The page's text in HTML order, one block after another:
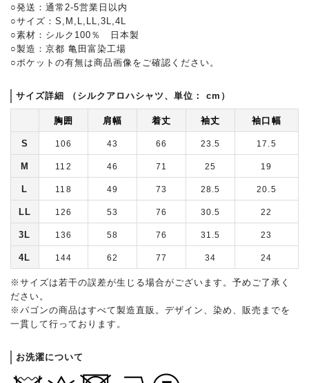
○発送：通常2-5営業日以内
○サイズ：S,M,L,LL,3L,4L
○素材：シルク100％ 日本製
○製造：京都 亀田富染工場
○ポケットの有無は商品画像をご確認ください。
サイズ詳細 （シルクアロハシャツ、単位： cm）
胸囲 肩幅 着丈 袖丈 袖口幅
S 106 43 66 23.5 17.5
M 112 46 71 25 19
L 118 49 73 28.5 20.5
LL 126 53 76 30.5 22
3L 136 58 76 31.5 23
4L 144 62 77 34 24
※サイズは若干の誤差が生じる場合がございます。予めご了承く
ださい。
※パゴンの商品はすべて製造直販。デザイン、染め、販売までを
一貫して行っております。
お洗濯について